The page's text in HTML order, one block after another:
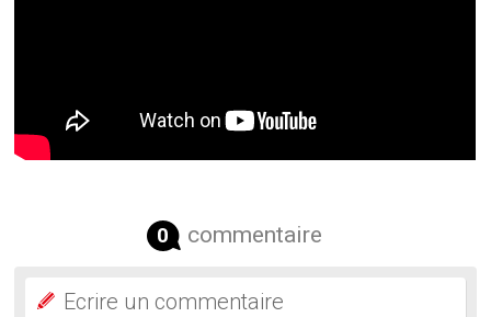
0 commentaire
Ecrire un commentaire